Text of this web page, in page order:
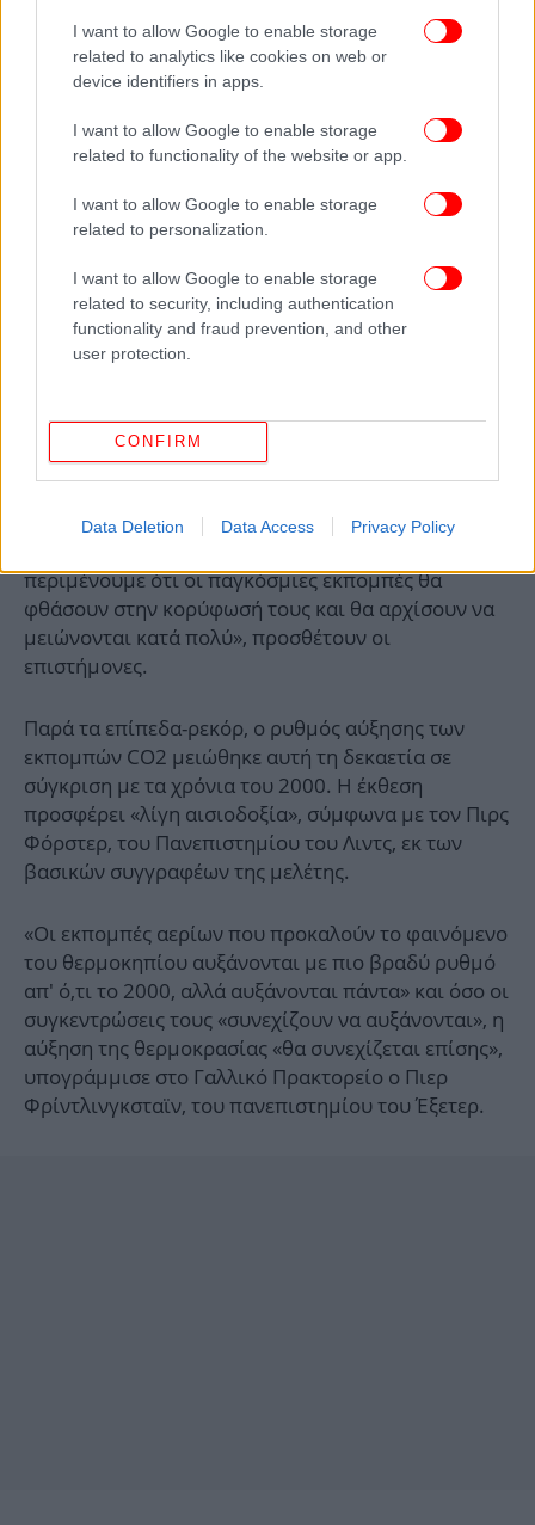
I want to allow Google to enable storage
related to analytics like cookies on web or
device identifiers in apps.
I want to allow Google to enable storage
related to functionality of the website or app.
I want to allow Google to enable storage
related to personalization.
I want to allow Google to enable storage
related to security, including authentication
functionality and fraud prevention, and other
user protection.
CONFIRM
Data Deletion Data Access Privacy Policy
«Αυτή είναι κρίσιμη δεκαετία», τονίζουν οι
Κελσίου θα γίνει ή θα ξεπεραστεί μέσα στα επόμενα
χρόνια» αν δεν υπάρξει μείωση οφειλόμενη για
παράδειγμα σε ηφαιστειακή έκρηξη.
περιμένουμε ότι οι παγκόσμιες εκπομπές θα
φθάσουν στην κορύφωσή τους και θα αρχίσουν να
μειώνονται κατά πολύ», προσθέτουν οι
επιστήμονες.
Παρά τα επίπεδα-ρεκόρ, ο ρυθμός αύξησης των
εκπομπών CO2 μειώθηκε αυτή τη δεκαετία σε
σύγκριση με τα χρόνια του 2000. Η έκθεση
προσφέρει «λίγη αισιοδοξία», σύμφωνα με τον Πιρς
Φόρστερ, του Πανεπιστημίου του Λιντς, εκ των
βασικών συγγραφέων της μελέτης.
«Οι εκπομπές αερίων που προκαλούν το φαινόμενο
του θερμοκηπίου αυξάνονται με πιο βραδύ ρυθμό
απ' ό,τι το 2000, αλλά αυξάνονται πάντα» και όσο οι
συγκεντρώσεις τους «συνεχίζουν να αυξάνονται», η
αύξηση της θερμοκρασίας «θα συνεχίζεται επίσης»,
υπογράμμισε στο Γαλλικό Πρακτορείο ο Πιερ
Φρίντλινγκσταϊν, του πανεπιστημίου του Έξετερ.